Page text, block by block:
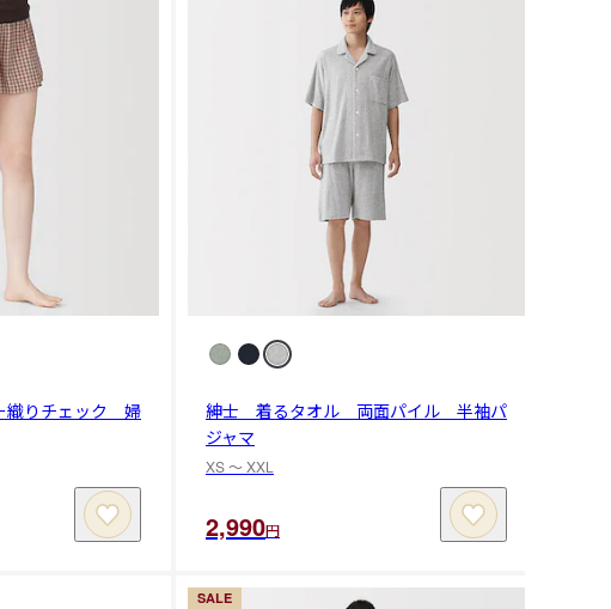
織りチェック 婦
紳士 着るタオル 両面パイル 半袖パ
ジャマ
XS 〜 XXL
2,990円
SALE